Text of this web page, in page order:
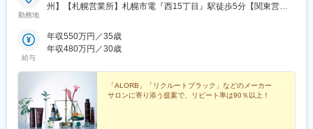
勤務地
州】【札幌営業所】札幌市電『西15丁目』駅徒歩5分【関東営業
『中野』駅から徒歩10分、『大新横丁』バス停から徒歩1分【名
古屋営業所】名古屋市営地下鉄名城線 矢場町駅 徒歩５分【大
電鉄江波線『舟入南』駅から徒歩4分【松山営業所】伊予鉄道『西
堀端』駅から徒歩約4分【小倉営業所】JR線『小倉』駅より徒歩6
分※いずれも受動喫煙対策あり
給与
年収550万円／35歳
年収480万円／30歳
「ALORB」「リクルートブラック」などのメーカー
サロンに寄り添う提案で、リピート率は90％以上！